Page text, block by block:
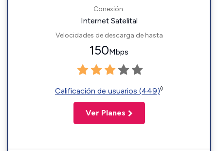
Conexión:
Internet Satelital
Velocidades de descarga de hasta
150Mbps
Calificación de usuarios (449)◊
Ver Planes